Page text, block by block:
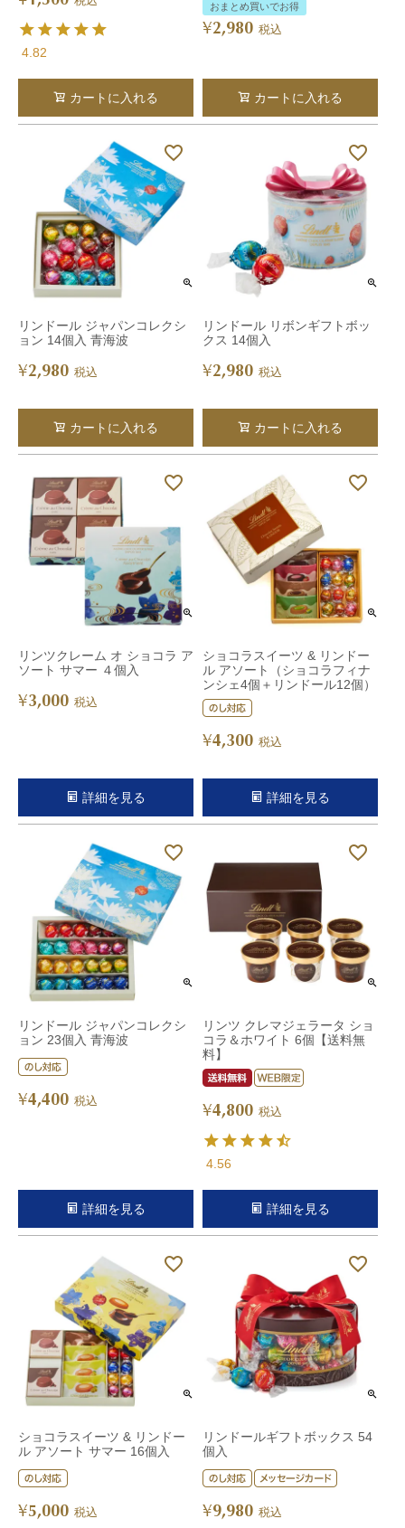
4.82
カートに入れる
おまとめ買いでお得
¥2,980 税込
カートに入れる
リンドール ジャパンコレクシ
ョン 14個入 青海波
¥2,980 税込
カートに入れる
リンドール リボンギフトボッ
クス 14個入
¥2,980 税込
カートに入れる
リンツクレーム オ ショコラ ア
ソート サマー ４個入
¥3,000 税込
詳細を見る
ショコラスイーツ & リンドー
ル アソート（ショコラフィナ
ンシェ4個＋リンドール12個）
¥4,300 税込
詳細を見る
リンドール ジャパンコレクシ
ョン 23個入 青海波
¥4,400 税込
詳細を見る
リンツ クレマジェラータ ショ
コラ＆ホワイト 6個【送料無
料】
¥4,800 税込
4.56
詳細を見る
ショコラスイーツ & リンドー
ル アソート サマー 16個入
¥5,000 税込
リンドールギフトボックス 54
個入
¥9,980 税込